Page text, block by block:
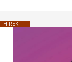
HÍREK